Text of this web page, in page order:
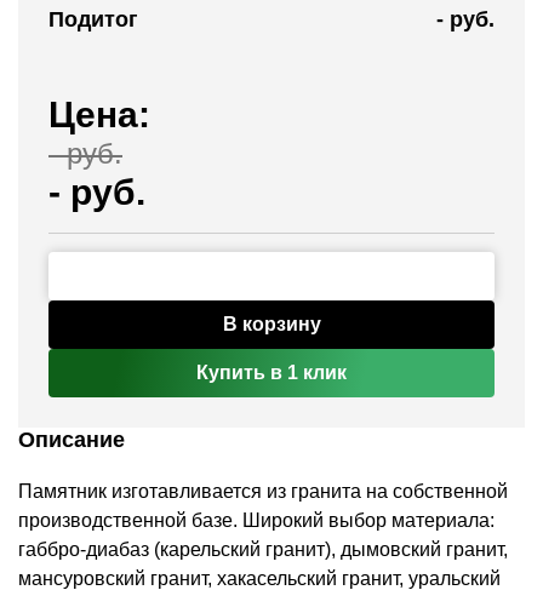
Подитог - руб.
Цена:
-руб.
- руб.
В корзину
Купить в 1 клик
Описание
Памятник изготавливается из гранита на собственной
производственной базе. Широкий выбор материала:
габбро-диабаз (карельский гранит), дымовский гранит,
мансуровский гранит, хакасельский гранит, уральский